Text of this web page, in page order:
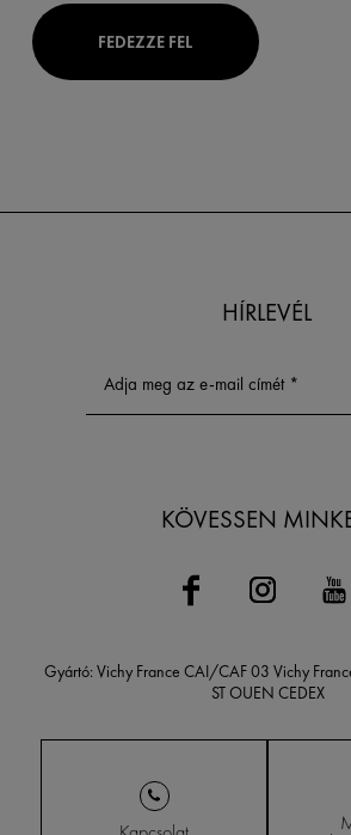
FEDEZZE FEL
HÍRLEVÉL
KÖVESSEN
Gyártó: Vichy France CAI/CAF 03 Vichy
ST OUEN CEDEX